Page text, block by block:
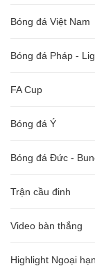
Bóng đá Việt Nam
Bóng đá Pháp -
FA Cup
Bóng đá Ý
Bóng đá Đức -
Trận cầu đinh
Video bàn thắng
Highlight Ngoại